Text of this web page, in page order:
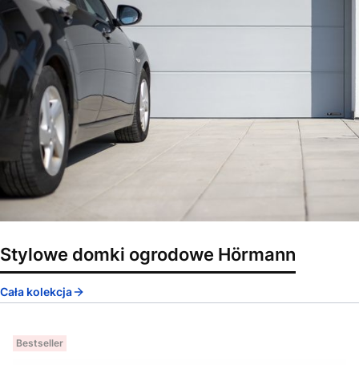
Stylowe domki ogrodowe Hörmann
Cała kolekcja
Bestseller